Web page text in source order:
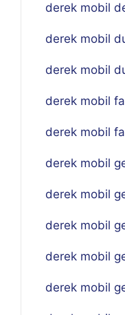
derek mobil
derek mobil
derek mobil
derek mobil
derek mobil
derek mobil
derek mobil
derek mobil
derek mobil
derek mobil